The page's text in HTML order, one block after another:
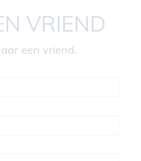
VRIEND
een vriend.